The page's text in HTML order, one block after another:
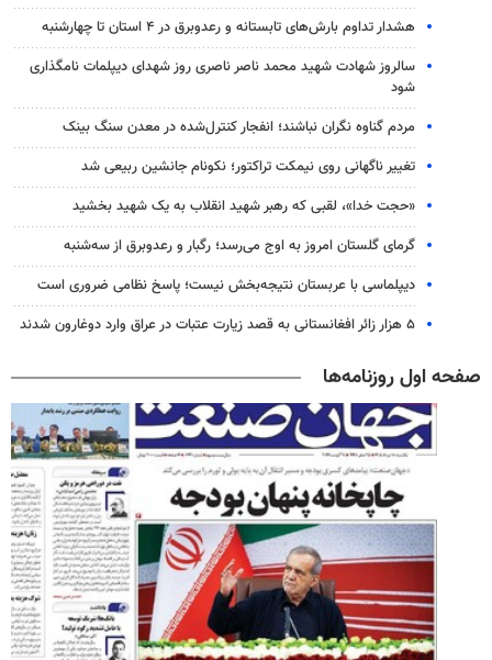
هشدار تداوم بارش‌های تابستانه و رعدوبرق در ۴ استان تا چهارشنبه
سالروز شهادت شهید محمد ناصر ناصری روز شهدای دیپلمات نامگذاری
شود
مردم گناوه نگران نباشند؛ انفجار کنترل‌شده در معدن سنگ بینک
تغییر ناگهانی روی نیمکت تراکتور؛ نکونام جانشین ربیعی شد
«حجت خدا»، لقبی که رهبر شهید انقلاب به یک شهید بخشید
گرمای گلستان امروز به اوج می‌رسد؛ رگبار و رعدوبرق از سه‌شنبه
دیپلماسی با عربستان نتیجه‌بخش نیست؛ پاسخ نظامی ضروری است
۵ هزار زائر افغانستانی به قصد زیارت عتبات در عراق وارد دوغارون شدند
صفحه اول روزنامه‌ها